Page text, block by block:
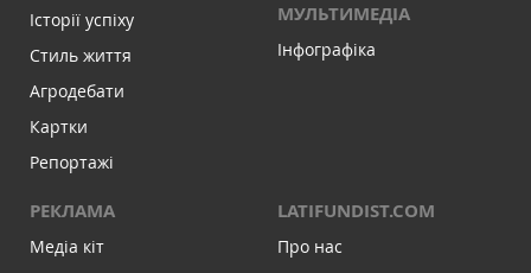
Історії успіху
Стиль життя
Агродебати
Картки
Репортажі
МУЛЬТИМЕДІА
Інфографіка
РЕКЛАМА
Медіа кіт
LATIFUNDIST.COM
Про нас